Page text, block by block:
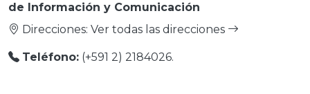
de Información y Comunicación
Direcciones: Ver todas las direcciones
Teléfono: (+591 2) 2184026.